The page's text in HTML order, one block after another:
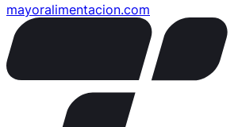
mayoralimentacion.com